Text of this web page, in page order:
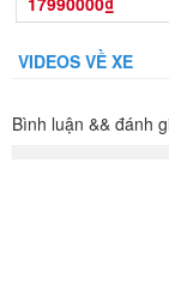
VIDEOS VỀ XE
Bình luận && đánh